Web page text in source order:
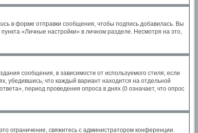
в форме отправки сообщения, чтобы подпись добавилась. Вы
«Личные настройки» в личном разделе. Несмотря на это,
сообщения, в зависимости от используемого стиля; если
убедившись, что каждый вариант находится на отдельной
период проведения опроса в днях (0 означает, что опрос
ограничение, свяжитесь с администратором конференции.